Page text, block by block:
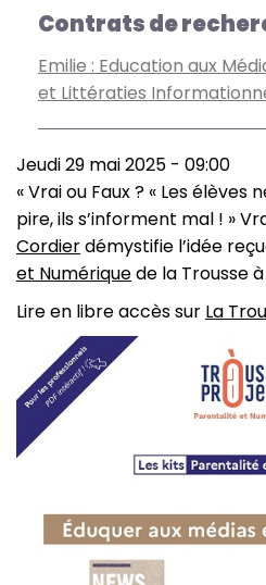
Contrats de
Emilie : Education aux
et Littératies
Jeudi 29 mai 2025 - 09:00
« Vrai ou Faux ? « Les élèves
pire, ils s’informent mal ! »
Cordierdémystifie l’idée
et Numériquede la Trousse
Lire en libre accès sur La
Image